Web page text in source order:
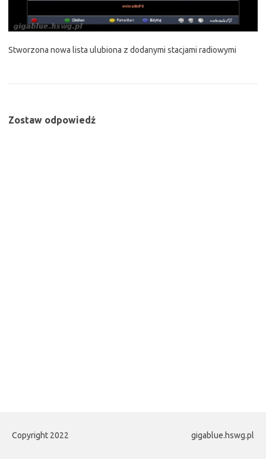
Stworzona nowa lista ulubiona z dodanymi stacjami radiowymi
Zostaw odpowiedź
Copyright 2022 gigablue.hswg.pl